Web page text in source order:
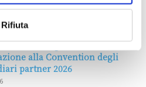
Rifiuta
grande
alla Convention degli
partner 2026